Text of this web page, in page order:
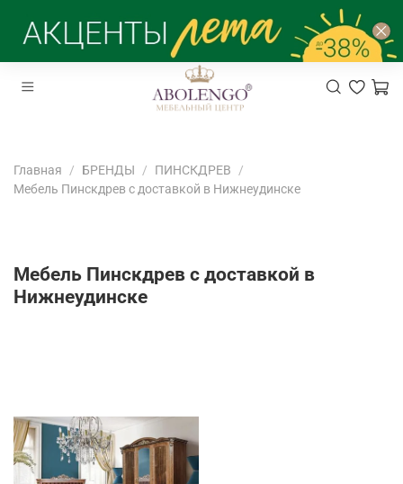
Главная БРЕНДЫ
ПИНСКДРЕВ
Мебель Пинскдрев с доставкой в Нижнеудинске
Мебель Пинскдрев с доставкой в
Нижнеудинске